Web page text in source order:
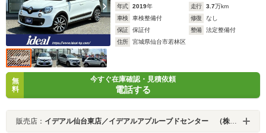
年式 2019年 走行 3.7万km
車検
車検整備付 修復
なし
保証
保証付 整備
法定整備付
住所
宮城県仙台市若林区
無
料
今すぐ在庫確認・見積依頼
電話する
販売店： イデアル仙台東店／イデアルアプルーブドセンター （株）イデアル